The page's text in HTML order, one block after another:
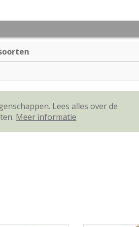
Lees alles over de
Meer informatie